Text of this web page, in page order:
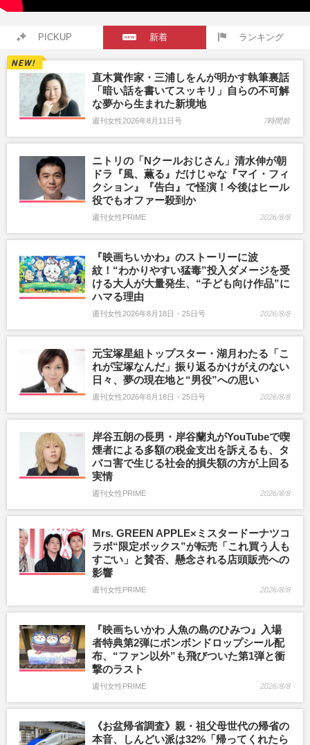
PICKUP 新着 ランキング
直木賞作家・三浦しをんが明かす執筆裏話
「暗い話を書いてスッキリ」自らの不可解
な夢から生まれた新境地
週刊女性2026年8月11日号 7時間前
ニトリの「Nクールおじさん」清水伸が朝
ドラ『風、薫る』だけじゃな『マイ・フィ
クション』『告白』で怪演！今後はヒール
役でもオファー殺到か
週刊女性PRIME 2026/8/8
『映画ちいかわ』のストーリーに波
紋！“わかりやすい猛毒”投入ダメージを受
ける大人が大量発生、“子ども向け作品”に
ハマる理由
週刊女性2026年8月18日・25日号 2026/8/8
元宝塚星組トップスター・湖月わたる「こ
れが宝塚なんだ」振り返るかけがえのない
日々、夢の現在地と“男役”への思い
週刊女性2026年8月18日・25日号 2026/8/8
岸谷五朗の長男・岸谷蘭丸がYouTubeで喫
煙者による多額の税金支出を訴えるも、タ
バコ害で生じる社会的損失額の方が上回る
実情
週刊女性PRIME 2026/8/8
Mrs. GREEN APPLE×ミスタードーナツコ
ラボ“限定ボックス”が転売「これ買う人も
すごい」と賛否、懸念される店頭販売への
影響
週刊女性PRIME 2026/8/8
『映画ちいかわ 人魚の島のひみつ』入場
者特典第2弾にボンボンドロップシール配
布、“ファン以外”も飛びついた第1弾と衝
撃のラスト
週刊女性PRIME 2026/8/8
《お盆帰省調査》親・祖父母世代の帰省の
本音、しんどい派は32%「帰ってくれたら